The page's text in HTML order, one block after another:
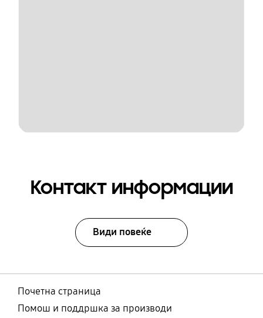
Контакт информации
Види повеќе
Почетна страница
Помош и поддршка за производи